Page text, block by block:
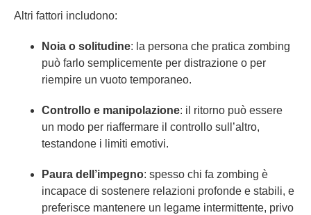
Altri fattori includono:
Noia o solitudine: la persona che pratica zombing
può farlo semplicemente per distrazione o per
riempire un vuoto temporaneo.
Controllo e manipolazione: il ritorno può essere
un modo per riaffermare il controllo sull’altro,
testandone i limiti emotivi.
Paura dell’impegno: spesso chi fa zombing è
incapace di sostenere relazioni profonde e stabili, e
preferisce mantenere un legame intermittente, privo